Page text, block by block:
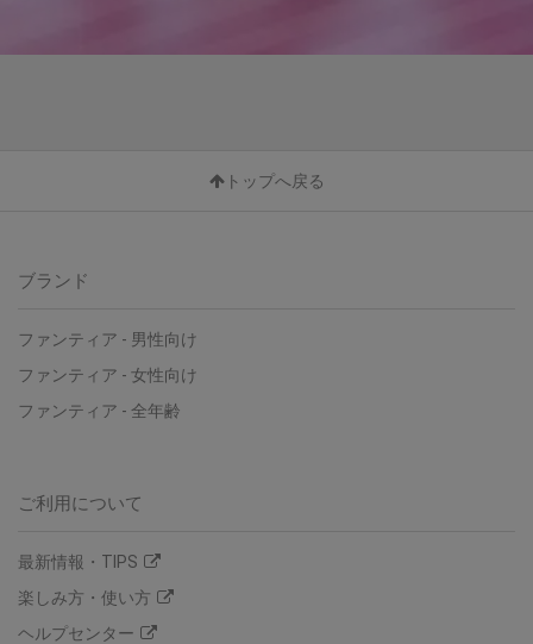
トップへ戻る
ブランド
ファンティア - 男性向け
ファンティア - 女性向け
ファンティア - 全年齢
ご利用について
最新情報・TIPS
楽しみ方・使い方
ヘルプセンター